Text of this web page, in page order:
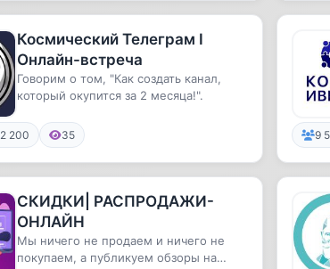
Космический Телеграм I
Онлайн-встреча
Говорим о том, "Как создать канал,
который окупится за 2 месяца!".
2 200 35 9
СКИДКИ| РАСПРОДАЖИ-
ОНЛАЙН
Мы ничего не продаем и ничего не
покупаем, а публикуем обзоры на